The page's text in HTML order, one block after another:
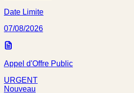
Date Limite
07/08/2026
Appel d'Offre Public
URGENT
Nouveau